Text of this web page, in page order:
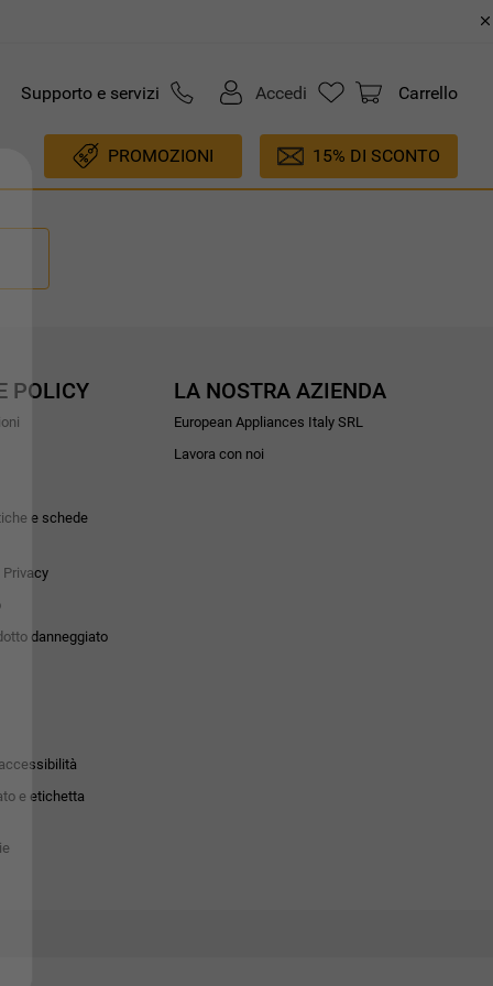
Supporto e servizi Accedi Carrello
PROMOZIONI 15% DI SCONTO
POLICY
e schede
danneggiato
e etichetta
LA NOSTRA AZIENDA
European Appliances Italy SRL
Lavora con noi